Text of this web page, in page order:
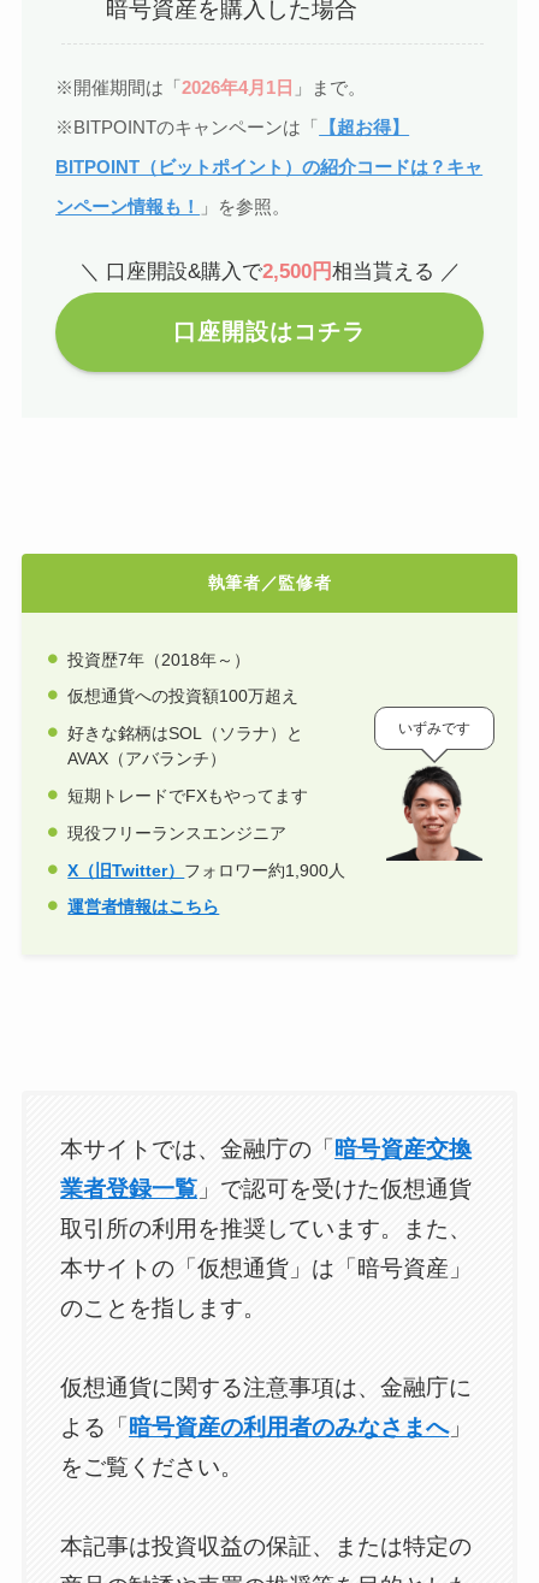
暗号資産を購入した場合
※開催期間は「2026年4月1日 」まで。
※BITPOINTのキャンペーンは「 【超お得】
BITPOINT（ビットポイント）の紹介コードは？キャ
ンペーン情報も！
」を参照。
＼ 口座開設&購入で2,500円相当貰える ／
口座開設はコチラ
執筆者／監修者
投資歴7年（2018年～）
仮想通貨への投資額100万超え
好きな銘柄はSOL（ソラナ）と
AVAX（アバランチ）
短期トレードでFXもやってます
現役フリーランスエンジニア
X（旧Twitter） フォロワー約1,900人
運営者情報はこちら
いずみです
本サイトでは、金融庁の「 暗号資産交換
業者登録一覧 」で認可を受けた仮想通貨
取引所の利用を推奨しています。また、
本サイトの「仮想通貨」は「暗号資産」
のことを指します。
仮想通貨に関する注意事項は、金融庁に
よる「 暗号資産の利用者のみなさまへ」
をご覧ください。
本記事は投資収益の保証、または特定の